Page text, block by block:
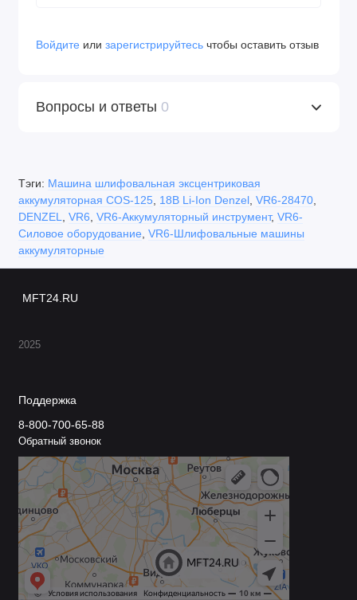
Войдите или зарегистрируйтесь чтобы оставить отзыв
Вопросы и ответы 0
Тэги: Машина шлифовальная эксцентриковая
аккумуляторная COS-125, 18В Li-Ion Denzel, VR6-28470,
DENZEL, VR6, VR6-Аккумуляторный инструмент, VR6-
Силовое оборудование, VR6-Шлифовальные машины
аккумуляторные
MFT24.RU
2025
Поддержка
8-800-700-65-88
Обратный звонок